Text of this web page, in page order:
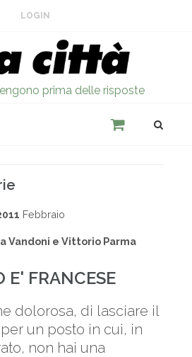
LOGIN
prima delle risposte
Febbraio
Vandoni e Vittorio Parma
E' FRANCESE
dolorosa, di lasciare il
un posto in cui, in
non hai una